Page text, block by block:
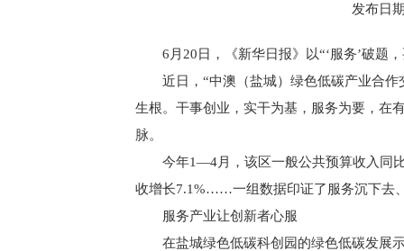
发布日
6月20日，《新华日报》以“‘服务’破题
近日，“中澳（盐城）绿色低碳产业合
生根。干事创业，实干为基，服务为要，在
脉。
今年1—4月，该区一般公共预算收入同
收增长7.1%……一组数据印证了服务沉下去
服务产业让创新者心服
在盐城绿色低碳科创园的绿色低碳发展